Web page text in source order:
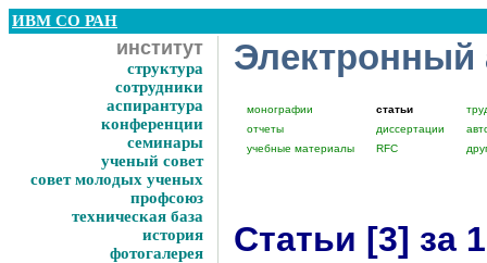
ИВМ СО РАН
институт
структура
сотрудники
аспирантура
конференции
семинары
ученый совет
совет молодых ученых
профсоюз
техническая база
история
фотогалерея
монографии статьи
отчеты
диссертации
учебные материалы
RFC
Статьи [3] за